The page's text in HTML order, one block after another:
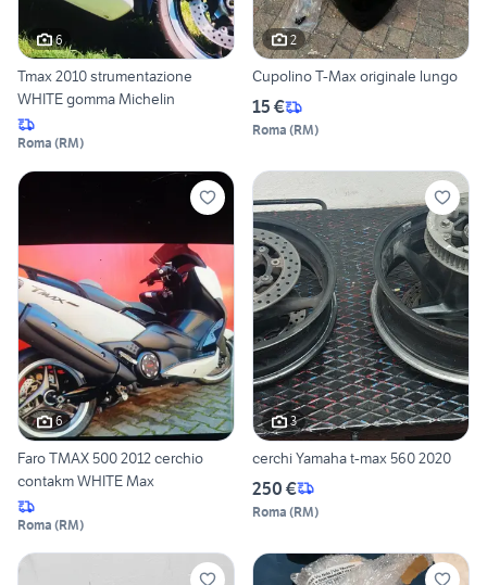
6
Tmax 2010 strumentazione
WHITE gomma Michelin
Roma (RM)
2
Cupolino T-Max originale lungo
15 €
Roma (RM)
6
Faro TMAX 500 2012 cerchio
contakm WHITE Max
Roma (RM)
3
cerchi Yamaha t-max 560 2020
250 €
Roma (RM)